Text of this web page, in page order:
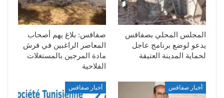
المجلس المحلي بصفاقس
يدعو لوضع برنامج عاجل
لحماية المدينة العتيقة
صفاقس: بلاغ يهم أصحاب
المعاصر الراغبين في فرش
مادة المرجين بالمستغلات
الفلاحية
أخبار صفاقس أخبار صفاقس